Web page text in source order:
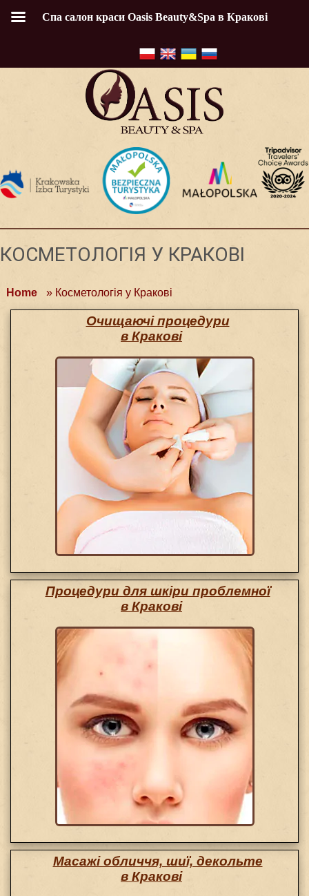
КОСМЕТОЛОГІЯ У КРАКОВI
Home » Косметологія у Краковi
Очищаючі процедури
в Кракові
Процедури для шкіри проблемної
в Кракові
Масажі обличчя, шиї, декольте
в Кракові
Спа салон краси Oasis Beauty&Spa в Кракові